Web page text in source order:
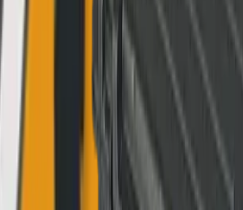
до $67.47, что делает этот предмет
В настоящее время он
рынке.
что делает его